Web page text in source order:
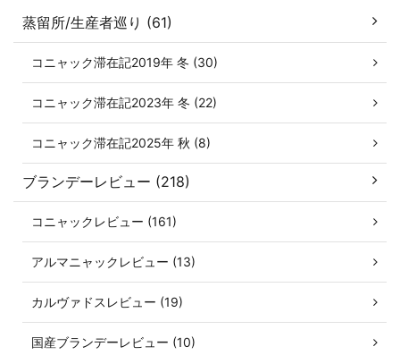
蒸留所/生産者巡り (61)
コニャック滞在記2019年 冬 (30)
コニャック滞在記2023年 冬 (22)
コニャック滞在記2025年 秋 (8)
ブランデーレビュー (218)
コニャックレビュー (161)
アルマニャックレビュー (13)
カルヴァドスレビュー (19)
国産ブランデーレビュー (10)